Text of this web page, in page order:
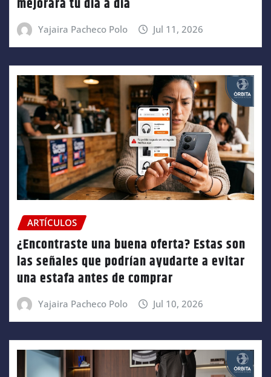
mejorará tu día a día
Yajaira Pacheco Polo Jul 11, 2026
ARTÍCULOS
¿Encontraste una buena oferta? Estas son
las señales que podrían ayudarte a evitar
una estafa antes de comprar
Yajaira Pacheco Polo Jul 10, 2026